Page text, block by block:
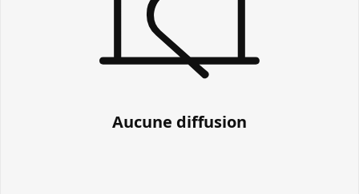
Aucune diffusion